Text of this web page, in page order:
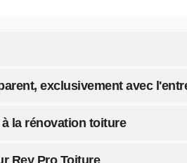
exclusivement avec
la rénovation toiture
Rey Pro Toiture